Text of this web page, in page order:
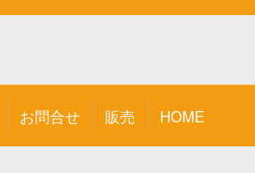
お問合せ 販売 HOME